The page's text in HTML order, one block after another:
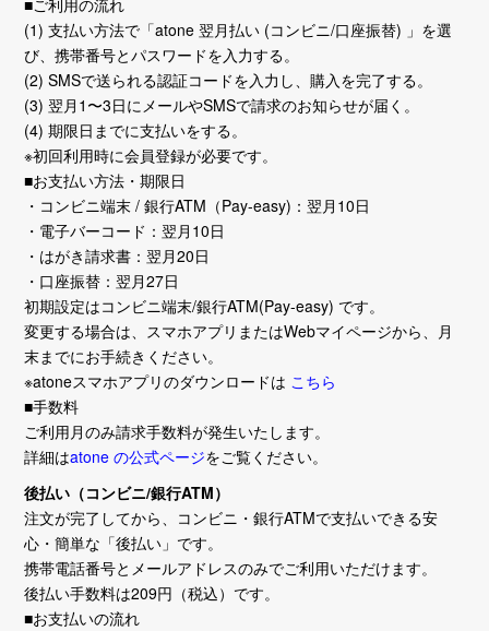
■ご利用の流れ
(1) 支払い方法で「atone 翌月払い (コンビニ/口座振替) 」を選
び、携帯番号とパスワードを入力する。
(2) SMSで送られる認証コードを入力し、購入を完了する。
(3) 翌月1〜3日にメールやSMSで請求のお知らせが届く。
(4) 期限日までに支払いをする。
※初回利用時に会員登録が必要です。
■お支払い方法・期限日
・コンビニ端末 / 銀行ATM（Pay-easy)：翌月10日
・電子バーコード：翌月10日
・はがき請求書：翌月20日
・口座振替：翌月27日
初期設定はコンビニ端末/銀行ATM(Pay-easy) です。
変更する場合は、スマホアプリまたはWebマイページから、月
末までにお手続きください。
※atoneスマホアプリのダウンロードは こちら
■手数料
ご利用月のみ請求手数料が発生いたします。
詳細はatone の公式ページをご覧ください。
後払い（コンビニ/銀行ATM）
注文が完了してから、コンビニ・銀行ATMで支払いできる安
心・簡単な「後払い」です。
携帯電話番号とメールアドレスのみでご利用いただけます。
後払い手数料は209円（税込）です。
■お支払いの流れ